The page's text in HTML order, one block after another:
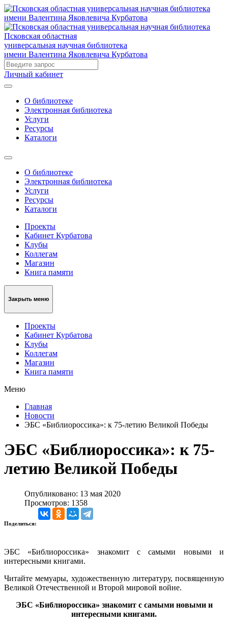
Псковская областная
универсальная научная библиотека
имени Валентина Яковлевича Курбатова
Личный кабинет
О библиотеке
Электронная библиотека
Услуги
Ресурсы
Каталоги
О библиотеке
Электронная библиотека
Услуги
Ресурсы
Каталоги
Проекты
Кабинет Курбатова
Клубы
Коллегам
Магазин
Книга памяти
Закрыть меню
Проекты
Кабинет Курбатова
Клубы
Коллегам
Магазин
Книга памяти
Меню
Главная
Новости
ЭБС «Библиороссика»: к 75-летию Великой Победы
ЭБС «Библиороссика»: к 75-
летию Великой Победы
Опубликовано: 13 мая 2020
Просмотров: 1358
Поделиться:
ЭБС «Библиороссика» знакомит с самыми новыми и
интересными книгами.
Читайте мемуары, художественную литературу, посвященную
Великой Отечественной и Второй мировой войне.
ЭБС «Библиороссика» знакомит с самыми новыми и
интересными книгами.